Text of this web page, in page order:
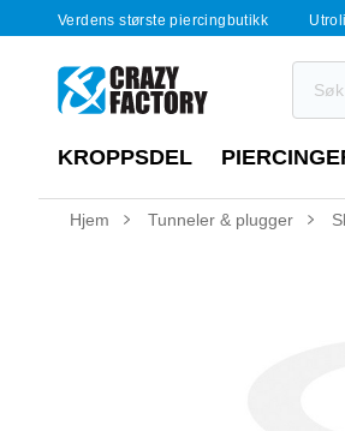
Verdens største piercingbutikk
KROPPSDEL
Hjem Tunneler & plugger